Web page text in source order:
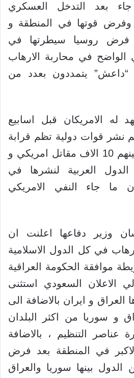
جاء بعد التدخل العسكري
قوتها في المنطقة و
روسيا سيطرتها في
الواضح في محاربة الارهاب
“داعش” يتمددون بعدد من
له الامريكان قبل اسابيع
نشر قوات دولية تظم قرابة
ال 100 الف مقاتل بينهم 10 الاف مقاتل امريكي و
العربية لنشرها في
ما جاء النفي الامريكي
وزير دفاعها اعلنت ان
في كل الدول الاسلامية
موافقة الحكومة العراقية
الاعلان السعودي استثنى
العراق و ايران بالاضافة الى
و سوريا من اكثر البلدان
عناصر التنظيم ، بالاضافة
في المنطقة بعد فرض
بينها سوريا والعراق